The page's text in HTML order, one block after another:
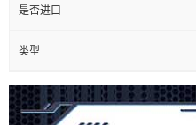
是否进口
类型